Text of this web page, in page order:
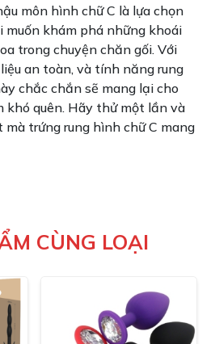
môn hình chữ C là lựa chọn
muốn khám phá những khoái
trong chuyện chăn gối. Với
an toàn, và tính năng rung
chắc chắn sẽ mang lại cho
khó quên. Hãy thử một lần và
trứng rung hình chữ C mang
CÙNG LOẠI